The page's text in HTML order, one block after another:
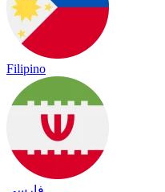
Filipino